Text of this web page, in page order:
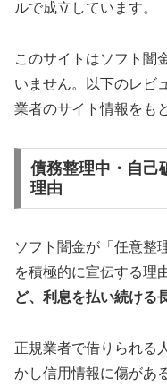
ルで成立しています。
このサイトはソフト闇
いません。以下のレビ
業者のサイト情報をも
債務整理中・自己
理由
ソフト闇金が「任意整
を積極的に宣伝する理
ど、利息を払い続ける
正規業者で借りられる
かし信用情報に傷があ